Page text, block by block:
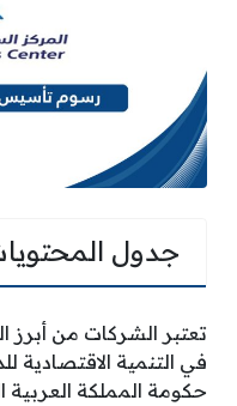
جدول
تعتبر الشركات من أبرز
في التنمية
حكومة المملكة